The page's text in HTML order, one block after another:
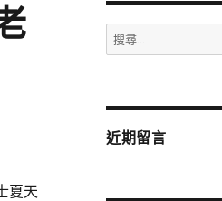
夏天
搜
尋
字:
近期留言